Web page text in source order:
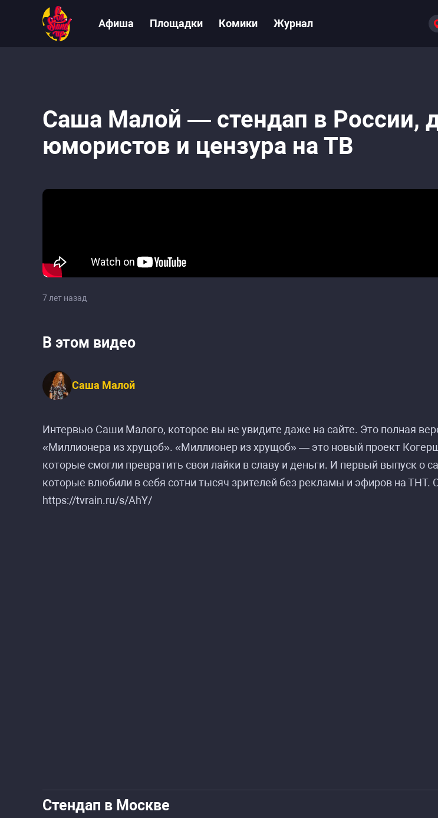
Афиша Площадки Комики Журнал
Саша Малой — стендап в России,
юмористов и цензура на ТВ
7 лет назад
В этом видео
Саша Малой
Интервью Саши Малого, которое вы не увидите даже на сайте. Это полная
«Миллионера из хрущоб». «Миллионер из хрущоб» — это новый проект
которые смогли превратить свои лайки в славу и деньги. И первый выпуск о
которые влюбили в себя сотни тысяч зрителей без рекламы и эфиров на ТНТ.
https://tvrain.ru/s/AhY/
Стендап в Москве